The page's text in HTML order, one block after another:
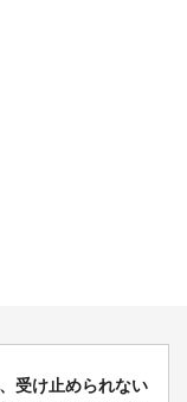
受け止められない